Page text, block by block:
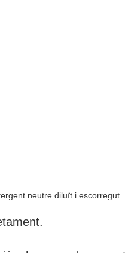
neutre diluït i escorregut.